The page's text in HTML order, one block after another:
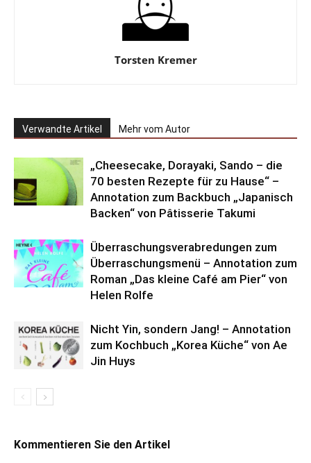
Torsten Kremer
Verwandte Artikel Mehr vom Autor
„Cheesecake, Dorayaki, Sando – die
70 besten Rezepte für zu Hause“ –
Annotation zum Backbuch „Japanisch
Backen“ von Pâtisserie Takumi
Überraschungsverabredungen zum
Überraschungsmenü – Annotation zum
Roman „Das kleine Café am Pier“ von
Helen Rolfe
Nicht Yin, sondern Jang! – Annotation
zum Kochbuch „Korea Küche“ von Ae
Jin Huys
Kommentieren Sie den Artikel